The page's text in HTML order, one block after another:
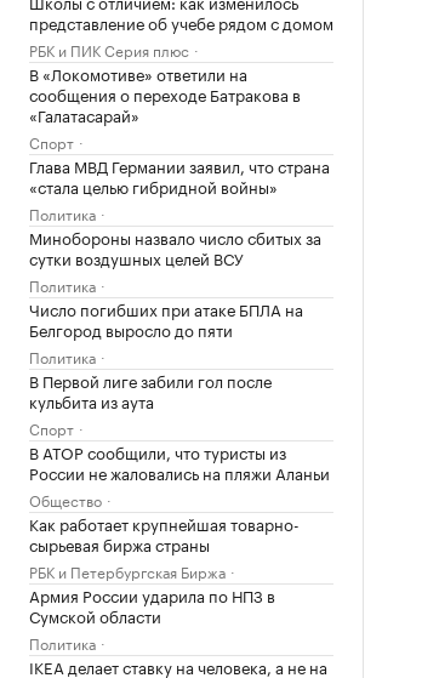
представление об учебе рядом с домом
РБК и ПИК Серия плюс
В «Локомотиве» ответили на
сообщения о переходе Батракова в
«Галатасарай»
Спорт
Глава МВД Германии заявил, что страна
«стала целью гибридной войны»
Политика
Минобороны назвало число сбитых за
сутки воздушных целей ВСУ
Политика
Число погибших при атаке БПЛА на
Белгород выросло до пяти
Политика
В Первой лиге забили гол после
кульбита из аута
Спорт
В АТОР сообщили, что туристы из
России не жаловались на пляжи Аланьи
Общество
Как работает крупнейшая товарно-
сырьевая биржа страны
РБК и Петербургская Биржа
Армия России ударила по НПЗ в
Сумской области
Политика
IKEA делает ставку на человека, а не на